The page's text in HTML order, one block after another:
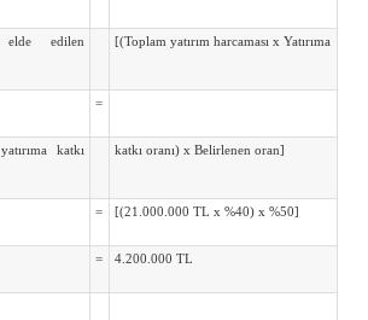
elde edilen
[(Toplam yatırım harcaması x Yatırıma
=
katkı
katkı oranı) x Belirlenen oran]
= [(21.000.000 TL x %40) x %50]
= 4.200.000 TL